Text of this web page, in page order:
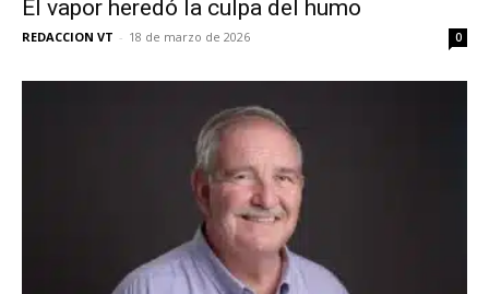
El vapor heredó la culpa del humo
REDACCION VT - 18 de marzo de 2026 0